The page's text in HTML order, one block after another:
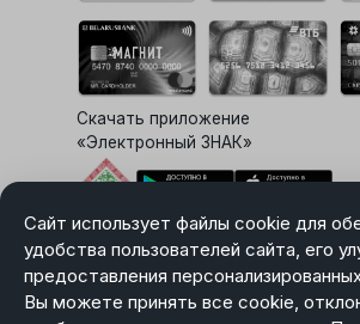
Сайт использует файлы cookie для
удобства пользователей сайта, его
предоставления
Вы можете принять все cookie,
Скачать приложение
«Электронный ЗНАК»
Выбор настроек